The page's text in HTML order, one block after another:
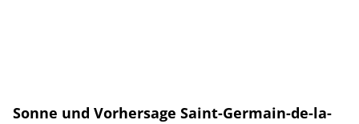
Sonne und Vorhersage Saint-Germain-de-la-